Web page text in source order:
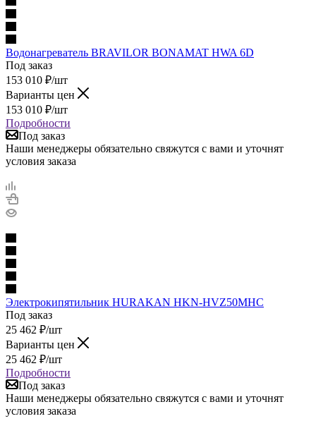
Водонагреватель BRAVILOR BONAMAT HWA 6D
Под заказ
153 010 ₽/шт
Варианты цен
153 010 ₽/шт
Подробности
Под заказ
Наши менеджеры обязательно свяжутся с вами и уточнят
условия заказа
Электрокипятильник HURAKAN HKN-HVZ50MHC
Под заказ
25 462 ₽/шт
Варианты цен
25 462 ₽/шт
Подробности
Под заказ
Наши менеджеры обязательно свяжутся с вами и уточнят
условия заказа